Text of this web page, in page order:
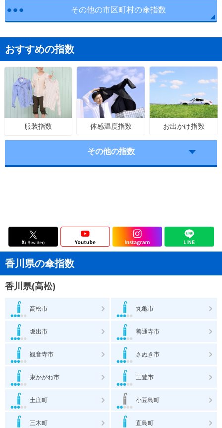
その他の市区町村の傘指数
おすすめの指数
服装指数 体感温度指数 お出かけ指数
その他の指数
香川県の傘指数
香川県(高松)
高松市 丸亀市
坂出市 善通寺市
観音寺市 さぬき市
東かがわ市 三豊市
土庄町 小豆島町
三木町 直島町